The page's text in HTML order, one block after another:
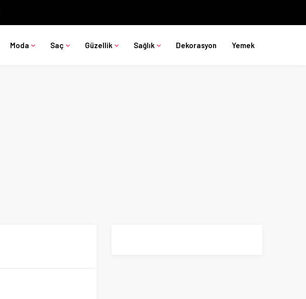
Moda Saç Güzellik Sağlık Dekorasyon Yemek